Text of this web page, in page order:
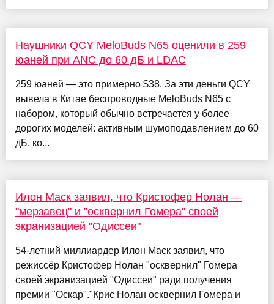
Наушники QCY MeloBuds N65 оценили в 259
юаней при ANC до 60 дБ и LDAC
259 юаней — это примерно $38. За эти деньги QCY
вывела в Китае беспроводные MeloBuds N65 с
набором, который обычно встречается у более
дорогих моделей: активным шумоподавлением до 60
дБ, ко...
Илон Маск заявил, что Кристофер Нолан —
"мерзавец" и "осквернил Гомера" своей
экранизацией "Одиссеи"
54-летний миллиардер Илон Маск заявил, что
режиссёр Кристофер Нолан "осквернил" Гомера
своей экранизацией "Одиссеи" ради получения
премии "Оскар"."Крис Нолан осквернил Гомера и